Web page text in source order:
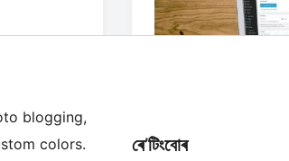
blogging,
colors.
ৰে’টিংবোৰ